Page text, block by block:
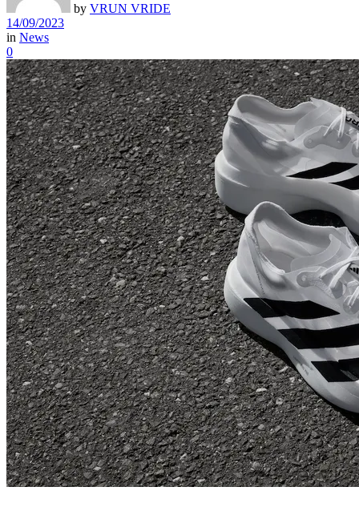
by VRUN VRIDE
14/09/2023
in News
0